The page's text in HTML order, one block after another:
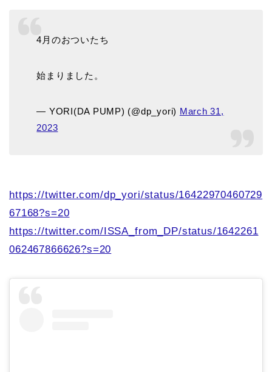
4月のおついたち
始まりました。
— YORI(DA PUMP) (@dp_yori) March 31,
2023
https://twitter.com/dp_yori/status/16422970460729
67168?s=20
https://twitter.com/ISSA_from_DP/status/1642261
062467866626?s=20